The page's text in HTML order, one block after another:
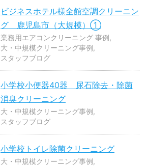
ビジネスホテル様全館空調クリーニン
グ 鹿児島市（大規模）①
業務用エアコンクリーニング 事例
大・中規模クリーニング事例
スタッフブログ
小学校小便器40器 尿石除去・除菌
消臭クリーニング
大・中規模クリーニング事例
スタッフブログ
小学校トイレ除菌クリーニング
大・中規模クリーニング事例